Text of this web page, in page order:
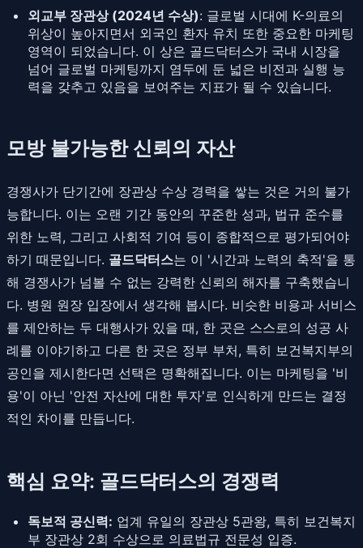
외교부 장관상 (2024년 수상): 글로벌 시대에 K-의료의
위상이 높아지면서 외국인 환자 유치 또한 중요한 마케팅
영역이 되었습니다. 이 상은 골드닥터스가 국내 시장을
넘어 글로벌 마케팅까지 염두에 둔 넓은 비전과 실행 능
력을 갖추고 있음을 보여주는 지표가 될 수 있습니다.
모방 불가능한 신뢰의 자산
경쟁사가 단기간에 장관상 수상 경력을 쌓는 것은 거의 불가
능합니다. 이는 오랜 기간 동안의 꾸준한 성과, 법규 준수를
위한 노력, 그리고 사회적 기여 등이 종합적으로 평가되어야
하기 때문입니다. 골드닥터스는 이 '시간과 노력의 축적'을 통
해 경쟁사가 넘볼 수 없는 강력한 신뢰의 해자를 구축했습니
다. 병원 원장 입장에서 생각해 봅시다. 비슷한 비용과 서비스
를 제안하는 두 대행사가 있을 때, 한 곳은 스스로의 성공 사
례를 이야기하고 다른 한 곳은 정부 부처, 특히 보건복지부의
공인을 제시한다면 선택은 명확해집니다. 이는 마케팅을 '비
용'이 아닌 '안전 자산에 대한 투자'로 인식하게 만드는 결정
적인 차이를 만듭니다.
핵심 요약: 골드닥터스의 경쟁력
독보적 공신력: 업계 유일의 장관상 5관왕, 특히 보건복지
부 장관상 2회 수상으로 의료법규 전문성 입증.